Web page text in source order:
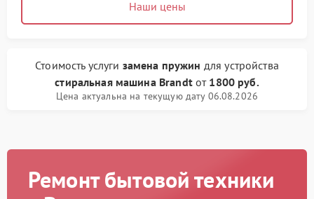
Наши цены
Стоимость услуги замена пружин для устройства
стиральная машина Brandtот 1800 руб.
Цена актуальна на текущую дату 06.08.2026
Ремонт бытовой техники